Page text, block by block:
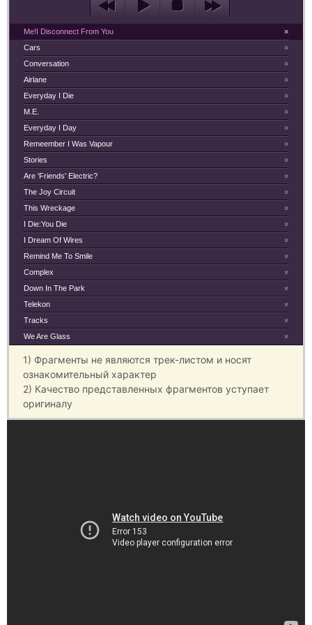
×
Me!I Disconnect From You
×
Cars
×
Conversation
×
Airlane
×
Everyday I Die
×
M.E.
×
Everyday I Day
×
Remeember I Was Vapour
×
Stories
×
Are 'Friends' Electric?
×
The Joy Circuit
×
This Wreckage
×
I Die:You Die
×
I Dream Of Wires
×
Remind Me To Smile
×
Complex
×
Down In The Park
×
Telekon
×
Tracks
×
We Are Glass
1) Фрагменты не являются трек-листом и носят
ознакомительный характер
2) Качество представленных фрагментов уступает
оригиналу